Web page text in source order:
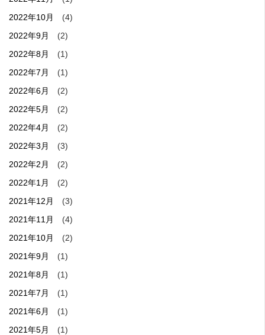
2022年10月
(4)
2022年9月
(2)
2022年8月
(1)
2022年7月
(1)
2022年6月
(2)
2022年5月
(2)
2022年4月
(2)
2022年3月
(3)
2022年2月
(2)
2022年1月
(2)
2021年12月
(3)
2021年11月
(4)
2021年10月
(2)
2021年9月
(1)
2021年8月
(1)
2021年7月
(1)
2021年6月
(1)
2021年5月
(1)